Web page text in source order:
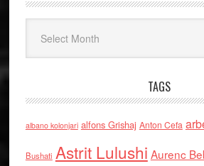
TAGS
albano kolonjari alfons Grishaj Anton Cefa
Bushati Astrit Lulushi Aurenc